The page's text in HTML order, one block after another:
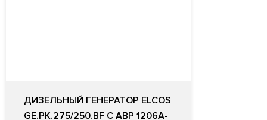
ДИЗЕЛЬНЫЙ ГЕНЕРАТОР ELCOS
GE.PK.275/250.BF С АВР 1206A-